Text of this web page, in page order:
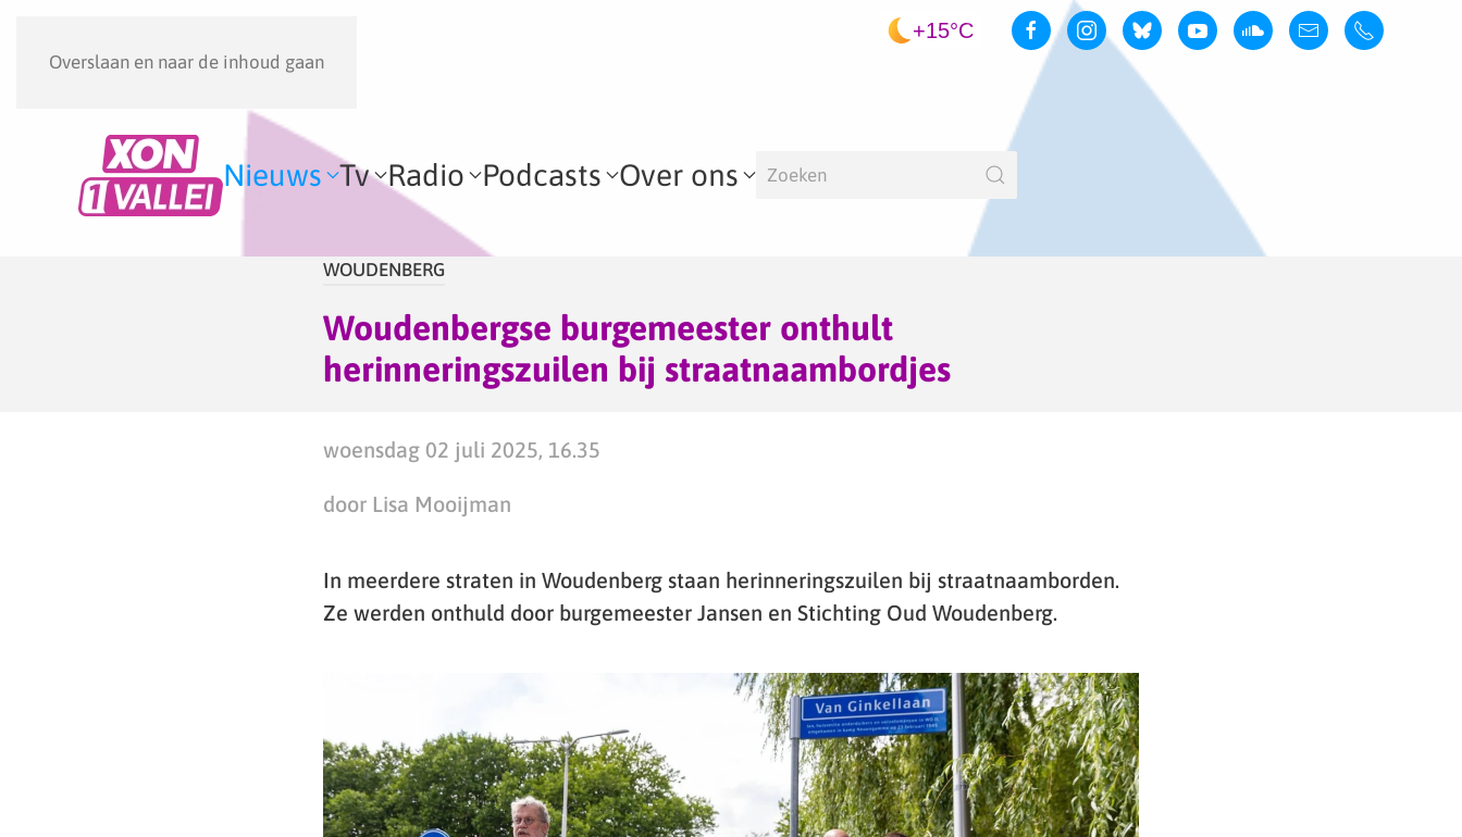
Overslaan en naar de inhoud gaan
+15°C
Nieuws Tv Radio Podcasts Over ons
WOUDENBERG
Woudenbergse burgemeester onthult
herinneringszuilen bij straatnaambordjes
woensdag 02 juli 2025, 16.35
door Lisa Mooijman
In meerdere straten in Woudenberg staan herinneringszuilen bij straatnaamborden.
Ze werden onthuld door burgemeester Jansen en Stichting Oud Woudenberg.